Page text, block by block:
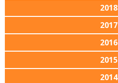
2018
2017
2016
2015
2014